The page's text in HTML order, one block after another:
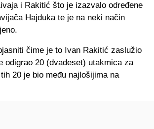
i Rakitić što je izazvalo određene
Hajduka te je na neki način
čime je to Ivan Rakitić zaslužio
odigrao 20 (dvadeset) utakmica za
20 je bio među najlošijima na